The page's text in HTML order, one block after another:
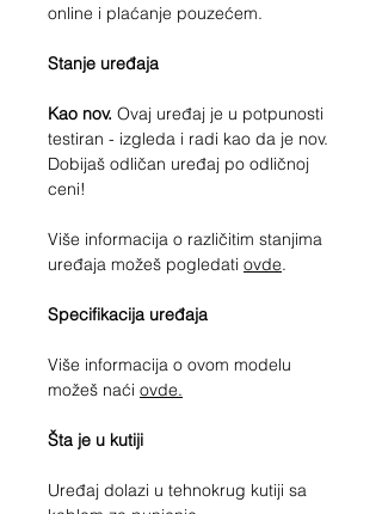
online i plaćanje pouzećem.
Stanje uređaja
Kao nov. Ovaj uređaj je u potpunosti
testiran - izgleda i radi kao da je nov.
Dobijaš odličan uređaj po odličnoj
ceni!
Više informacija o različitim stanjima
uređaja možeš pogledati ovde.
Specifikacija uređaja
Više informacija o ovom modelu
možeš naći ovde.
Šta je u kutiji
Uređaj dolazi u tehnokrug kutiji sa